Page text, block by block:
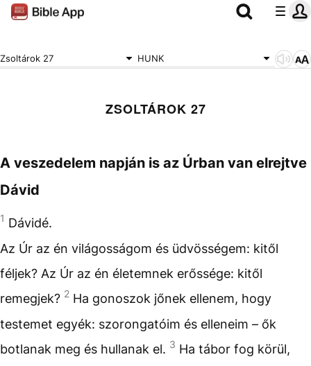
Zsoltárok 27 HUNK
ZSOLTÁROK 27
A veszedelem napján is az Úrban van elrejtve
Dávid
1 Dávidé.
Az Úr az én világosságom és üdvösségem: kitől
féljek? Az Úr az én életemnek erőssége: kitől
remegjek? 2 Ha gonoszok jőnek ellenem, hogy
testemet egyék: szorongatóim és elleneim – ők
botlanak meg és hullanak el. 3 Ha tábor fog körül,